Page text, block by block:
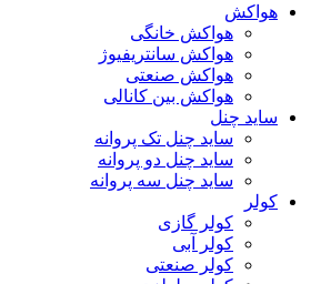
هواکش
هواکش خانگی
هواکش سانتریفیوژ
هواکش صنعتی
هواکش بین کانالی
ساید چنل
ساید چنل تک پروانه
ساید چنل دو پروانه
ساید چنل سه پروانه
کولر
کولر گازی
کولر آبی
کولر صنعتی